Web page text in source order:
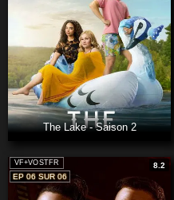
The Lake - Saison 2
VF+VOSTFR
8.2
EP 06 SUR 06